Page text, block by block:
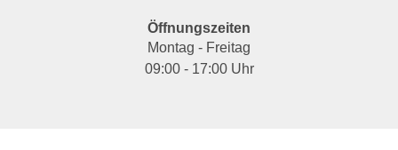
Öffnungszeiten
Montag - Freitag
09:00 - 17:00 Uhr